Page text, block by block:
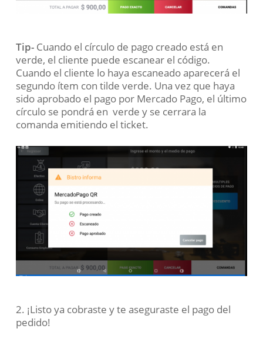
Tip-Cuando el círculo de pago creado está en
verde, el cliente puede escanear el código.
Cuando el cliente lo haya escaneado aparecerá el
segundo ítem con tilde verde. Una vez que haya
sido aprobado el pago por Mercado Pago, el último
círculo se pondrá en verde y se cerrara la
comanda emitiendo el ticket.
2. ¡Listo ya cobraste y te aseguraste el pago del
pedido!